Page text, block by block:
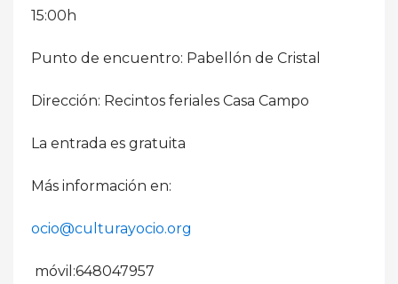
15:00h
Punto de encuentro: Pabellón de Cristal
Dirección: Recintos feriales Casa Campo
La entrada es gratuita
Más información en:
ocio@culturayocio.org
móvil:648047957